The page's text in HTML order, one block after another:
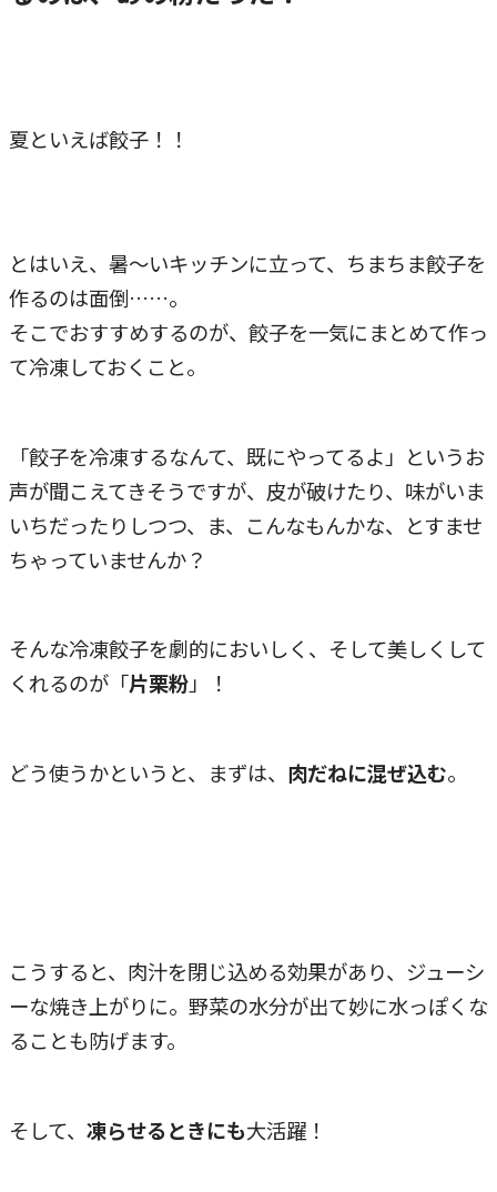
夏といえば餃子！！
とはいえ、暑～いキッチンに立って、ちまちま餃子を
作るのは面倒……。
そこでおすすめするのが、餃子を一気にまとめて作っ
て冷凍しておくこと。
「餃子を冷凍するなんて、既にやってるよ」というお
声が聞こえてきそうですが、皮が破けたり、味がいま
いちだったりしつつ、ま、こんなもんかな、とすませ
ちゃっていませんか？
そんな冷凍餃子を劇的においしく、そして美しくして
くれるのが「片栗粉」！
どう使うかというと、まずは、 肉だねに混ぜ込む。
こうすると、肉汁を閉じ込める効果があり、ジューシ
ーな焼き上がりに。野菜の水分が出て妙に水っぽくな
ることも防げます。
そして、 凍らせるときにも大活躍！